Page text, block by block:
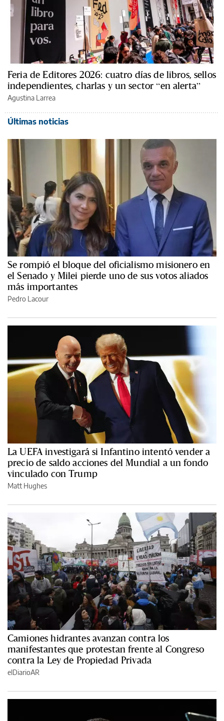
Feria de Editores 2026: cuatro días de libros, sellos
independientes, charlas y un sector “en alerta”
Agustina Larrea
Últimas noticias
Se rompió el bloque del oficialismo misionero en
el Senado y Milei pierde uno de sus votos aliados
más importantes
Pedro Lacour
La UEFA investigará si Infantino intentó vender a
precio de saldo acciones del Mundial a un fondo
vinculado con Trump
Matt Hughes
Camiones hidrantes avanzan contra los
manifestantes que protestan frente al Congreso
contra la Ley de Propiedad Privada
elDiarioAR